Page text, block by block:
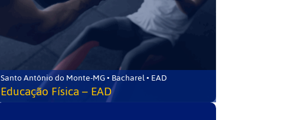
Santo Antônio do Monte-MG • Bacharel • EAD
Educação Física – EAD